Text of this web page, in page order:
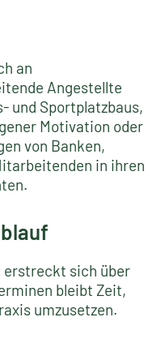
an
Angestellte
und Sportplatzbaus,
Motivation oder
von Banken,
in ihren
erstreckt sich über
bleibt Zeit,
umzusetzen.